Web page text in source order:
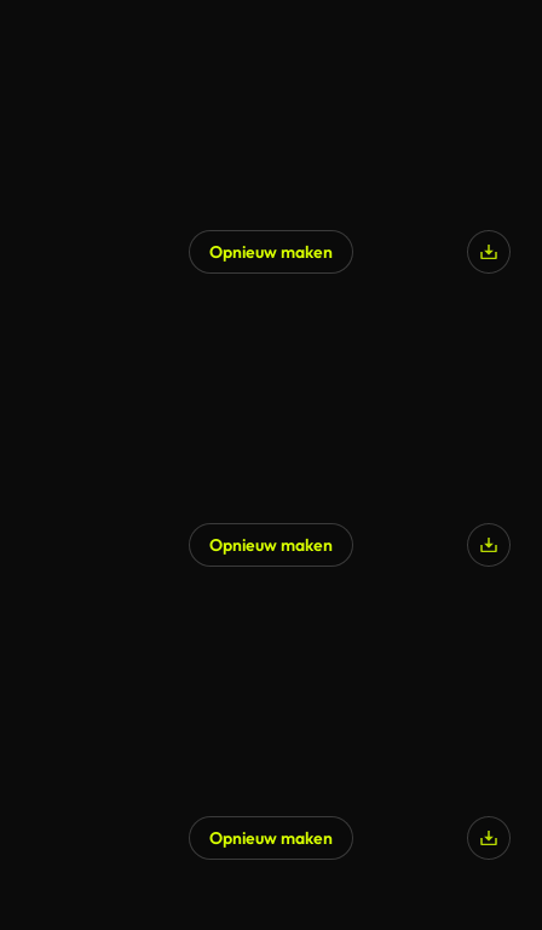
Opnieuw maken
Opnieuw maken
Opnieuw maken